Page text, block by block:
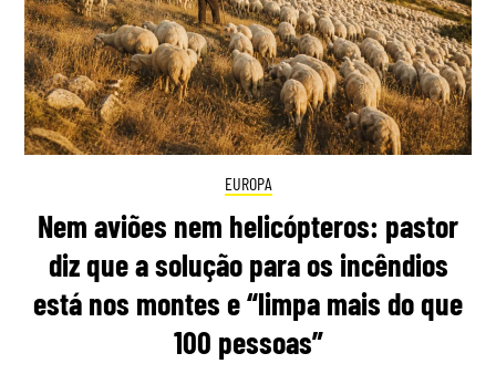
EUROPA
Nem aviões nem helicópteros: pastor
diz que a solução para os incêndios
está nos montes e “limpa mais do que
100 pessoas”